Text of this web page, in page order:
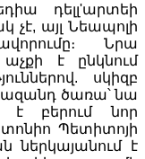
դելլ'արտեի
չէ, այլ Նեապոլի
Նրա
աչքի է ընկնում
սկիզբ
ծառա՝ նա
է բերում նոր
Պետիտոյի
ներկայանում է